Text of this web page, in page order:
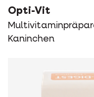
Opti-Vit
Kaninchen